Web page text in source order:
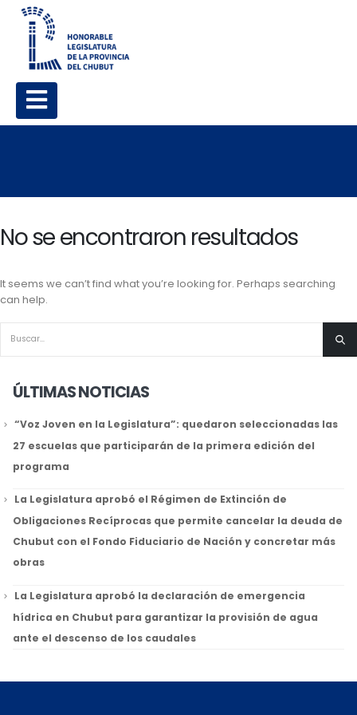
No se encontraron resultados
It seems we can’t find what you’re looking for. Perhaps searching
can help.
ÚLTIMAS NOTICIAS
“Voz Joven en la Legislatura”: quedaron seleccionadas las
27 escuelas que participarán de la primera edición del
programa
La Legislatura aprobó el Régimen de Extinción de
Obligaciones Recíprocas que permite cancelar la deuda de
Chubut con el Fondo Fiduciario de Nación y concretar más
obras
La Legislatura aprobó la declaración de emergencia
hídrica en Chubut para garantizar la provisión de agua
ante el descenso de los caudales